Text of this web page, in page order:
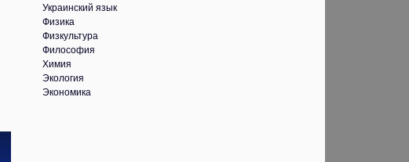
Украинский язык
Физика
Физкультура
Философия
Химия
Экология
Экономика